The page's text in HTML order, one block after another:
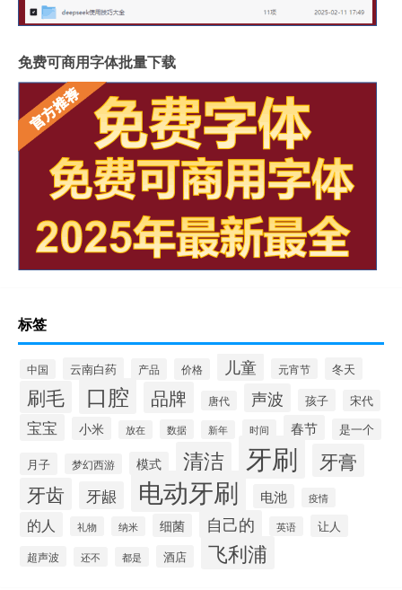
免费可商用字体批量下载
标签
中国 云南白药 产品 价格 儿童 元宵节 冬天
刷毛 口腔 品牌 唐代 声波 孩子 宋代
宝宝 小米 放在 数据 新年 时间 春节 是一个
月子 梦幻西游 模式 清洁 牙刷 牙膏
牙齿 牙龈 电动牙刷 电池 疫情
的人 礼物 纳米 细菌 自己的 英语 让人
超声波 还不 都是 酒店 飞利浦